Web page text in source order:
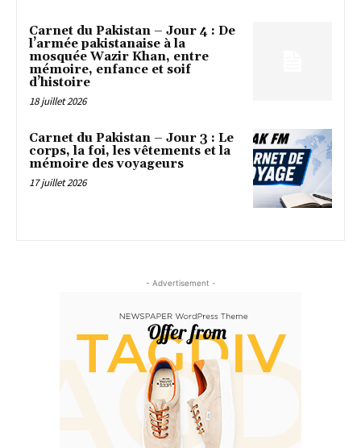
Carnet du Pakistan – Jour 4 : De
l’armée pakistanaise à la
mosquée Wazir Khan, entre
mémoire, enfance et soif
d’histoire
18 juillet 2026
Carnet du Pakistan – Jour 3 : Le
corps, la foi, les vêtements et la
mémoire des voyageurs
17 juillet 2026
- Advertisement -